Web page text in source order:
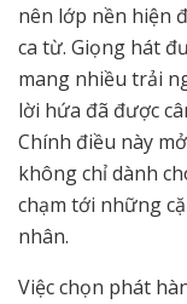
nên lớp nền hiện
ca từ. Giọng hát
mang nhiều trải
lời hứa đã được
Chính điều này
không chỉ dành
chạm tới những
nhân.
Việc chọn phát